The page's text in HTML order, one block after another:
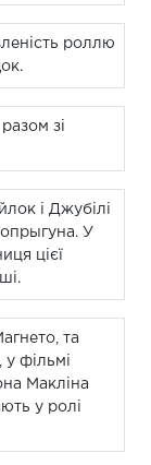
роллю
зі
і Джубілі
У
цієї
та
у фільмі
Макліна
у ролі